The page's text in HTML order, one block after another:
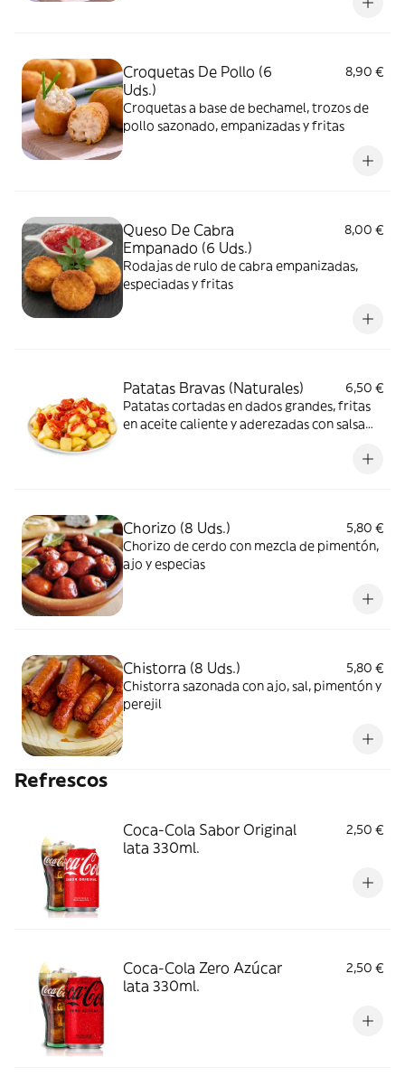
Croquetas De Pollo (6
Uds.)
8,90 €
Croquetas a base de bechamel, trozos de
pollo sazonado, empanizadas y fritas
Queso De Cabra
Empanado (6 Uds.)
8,00 €
Rodajas de rulo de cabra empanizadas,
especiadas y fritas
Patatas Bravas (Naturales)
6,50 €
Patatas cortadas en dados grandes, fritas
en aceite caliente y aderezadas con salsa
Chorizo (8 Uds.)
5,80 €
Chorizo de cerdo con mezcla de pimentón,
ajo y especias
Chistorra (8 Uds.)
5,80 €
Chistorra sazonada con ajo, sal, pimentón y
perejil
Refrescos
Coca-Cola Sabor Original
lata 330ml.
2,50 €
Coca-Cola Zero Azúcar
lata 330ml.
2,50 €